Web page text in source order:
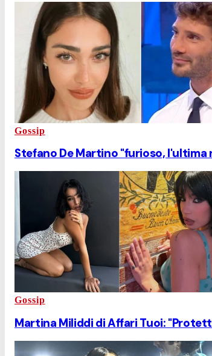
Gossip
Stefano De Martino "furioso, l'ultima
Gossip
Martina Miliddi di Affari Tuoi: